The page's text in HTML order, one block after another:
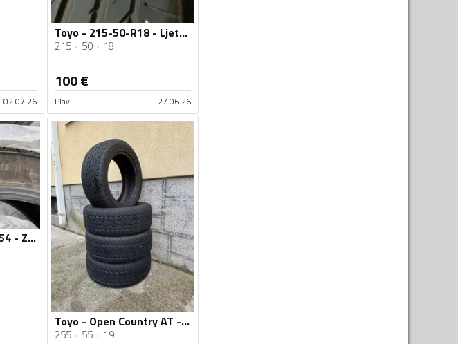
02.07.26
Toyo - 215-50-R18 - Ljetnja guma
215 50 18
100€
Plav 27.06.26
Toyo - Snowprox S954 - Zimska guma
Toyo - Open Country AT - Univerzalna guma
255 55 19